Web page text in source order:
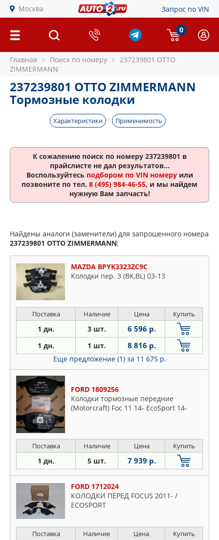
Москва Запрос по VIN
0
Главная Поиск по номеру
237239801 OTTO
ZIMMERMANN
237239801 OTTO ZIMMERMANN
Тормозные колодки
Характеристики Применимость
К сожалению поиск по номеру 237239801 в
прайслисте не дал результатов...
Воспользуйтесь подбором по VIN номеруили
позвоните по тел. 8 (495) 984-46-55, и мы найдем
нужную Вам запчасть!
Найдены аналоги (заменители) для запрошенного номера
237239801 OTTO ZIMMERMANN:
MAZDA BPYK3323ZC9C
Колодки пер. 3 (BK,BL) 03-13
Поставка Наличие Цена Купить
1 дн. 3 шт. 6 596 р.
1 дн. 1 шт. 8 816 р.
Еще предложение (1) за 11 675 р.
FORD 1809256
Колодки тормозные передние
(Motorcraft) Foc 11 14- EcoSport 14-
Поставка Наличие Цена Купить
1 дн. 5 шт. 7 939 р.
FORD 1712024
КОЛОДКИ ПЕРЕД FOCUS 2011- /
ECOSPORT
Поставка Наличие Цена Купить